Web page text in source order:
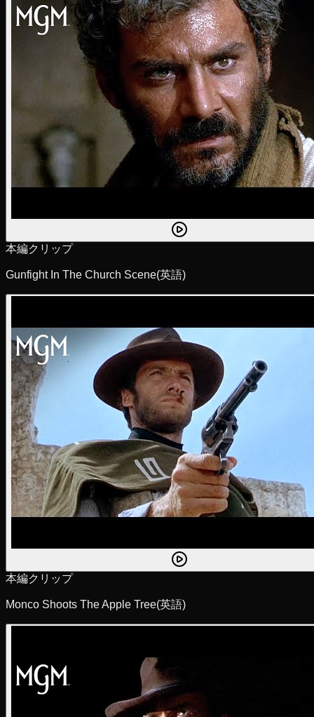
本編クリップ
Gunfight In The Church Scene(英語)
本編クリップ
Monco Shoots The Apple Tree(英語)